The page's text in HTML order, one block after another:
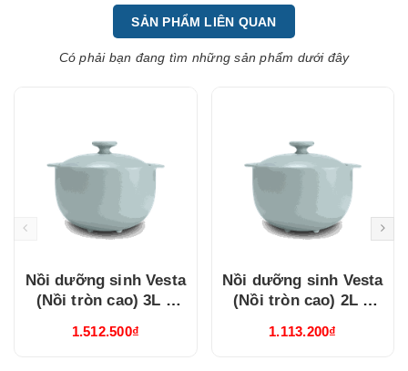
SẢN PHẨM LIÊN QUAN
Có phải bạn đang tìm những sản phẩm dưới đây
Nồi dưỡng sinh Vesta
(Nồi tròn cao) 3L +
Cook Xám 2
1.512.500₫
Nồi dưỡng sinh Vesta
(Nồi tròn cao) 2L +
Cook Xám 2
1.113.200₫